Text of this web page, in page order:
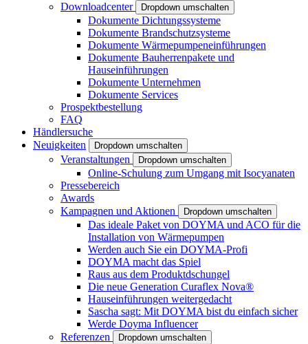
Downloadcenter
Dropdown umschalten
Dokumente Dichtungssysteme
Dokumente Brandschutzsysteme
Dokumente Wärmepumpeneinführungen
Dokumente Bauherrenpakete und
Hauseinführungen
Dokumente Unternehmen
Dokumente Services
Prospektbestellung
FAQ
Händlersuche
Neuigkeiten
Dropdown umschalten
Veranstaltungen Dropdown umschalten
Online-Schulung zum Umgang mit Isocyanaten
Pressebereich
Awards
Kampagnen und Aktionen
Dropdown umschalten
Das ideale Paket von DOYMA und ACO für die
Installation von Wärmepumpen
Werden auch Sie ein DOYMA-Profi
DOYMA macht das Spiel
Raus aus dem Produktdschungel
Die neue Generation Curaflex Nova®
Hauseinführungen weitergedacht
Sascha sagt: Mit DOYMA bist du einfach sicher
Werde Doyma Influencer
Referenzen
Dropdown umschalten